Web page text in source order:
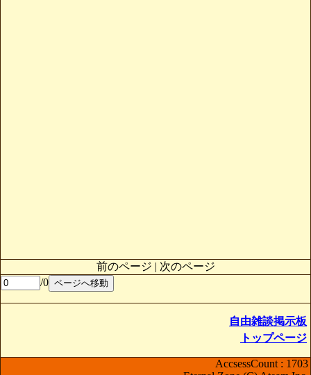
前のページ | 次のページ
/0
自由雑談掲示板
トップページ
AccsessCount : 1703